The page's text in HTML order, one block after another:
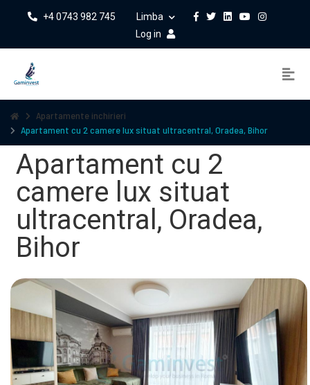
+4 0743 982 745
Limba
Log in
Apartamente inchirieri
Apartament cu 2 camere lux situat ultracentral, Oradea, Bihor
Apartament cu 2
camere lux situat
ultracentral, Oradea,
Bihor